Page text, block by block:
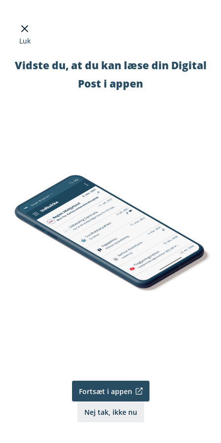
Luk
Vidste du, at du kan læse din Digital
Post i appen
Fortsæt i appen
Nej tak, ikke nu